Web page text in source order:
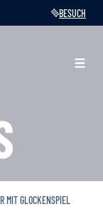
BESUCH
MIT GLOCKENSPIEL